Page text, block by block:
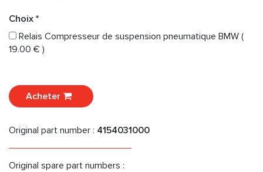
Choix *
Relais Compresseur de suspension pneumatique BMW (
19.00 € )
Acheter
Original part number : 4154031000
Original spare part numbers :